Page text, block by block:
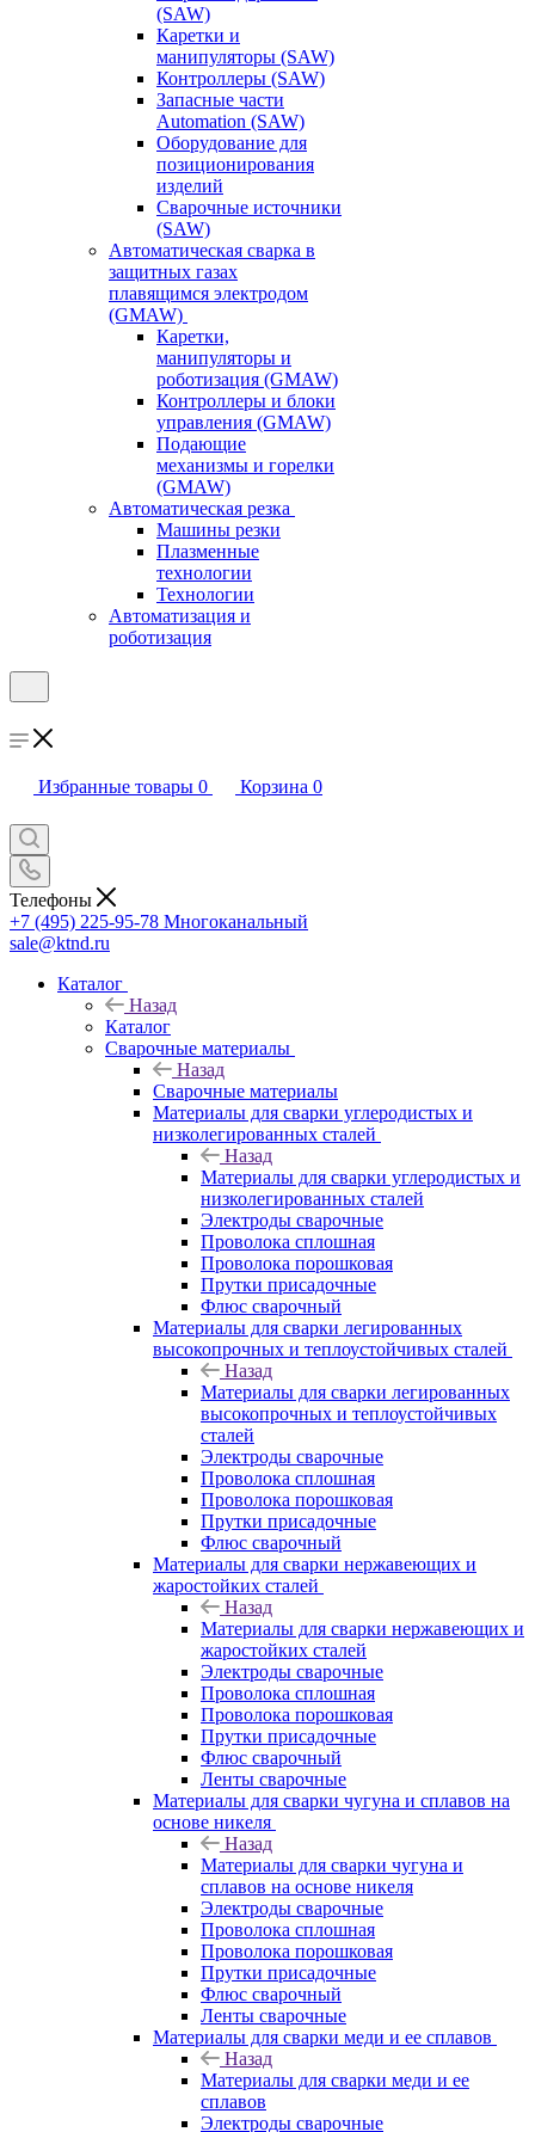
(SAW)
Каретки и
манипуляторы (SAW)
Контроллеры (SAW)
Запасные части
Automation (SAW)
Оборудование для
позиционирования
изделий
Сварочные источники
(SAW)
Автоматическая сварка в
защитных газах
плавящимся электродом
(GMAW)
Каретки,
манипуляторы и
роботизация (GMAW)
Контроллеры и блоки
управления (GMAW)
Подающие
механизмы и горелки
(GMAW)
Автоматическая резка
Машины резки
Плазменные
технологии
Технологии
Автоматизация и
роботизация
Избранные товары 0 Корзина 0
Телефоны
+7 (495) 225-95-78 Многоканальный
sale@ktnd.ru
Каталог
Назад
Каталог
Сварочные материалы
Назад
Сварочные материалы
Материалы для сварки углеродистых и
низколегированных сталей
Назад
Материалы для сварки углеродистых и
низколегированных сталей
Электроды сварочные
Проволока сплошная
Проволока порошковая
Прутки присадочные
Флюс сварочный
Материалы для сварки легированных
высокопрочных и теплоустойчивых сталей
Назад
Материалы для сварки легированных
высокопрочных и теплоустойчивых
сталей
Электроды сварочные
Проволока сплошная
Проволока порошковая
Прутки присадочные
Флюс сварочный
Материалы для сварки нержавеющих и
жаростойких сталей
Назад
Материалы для сварки нержавеющих и
жаростойких сталей
Электроды сварочные
Проволока сплошная
Проволока порошковая
Прутки присадочные
Флюс сварочный
Ленты сварочные
Материалы для сварки чугуна и сплавов на
основе никеля
Назад
Материалы для сварки чугуна и
сплавов на основе никеля
Электроды сварочные
Проволока сплошная
Проволока порошковая
Прутки присадочные
Флюс сварочный
Ленты сварочные
Материалы для сварки меди и ее сплавов
Назад
Материалы для сварки меди и ее
сплавов
Электроды сварочные